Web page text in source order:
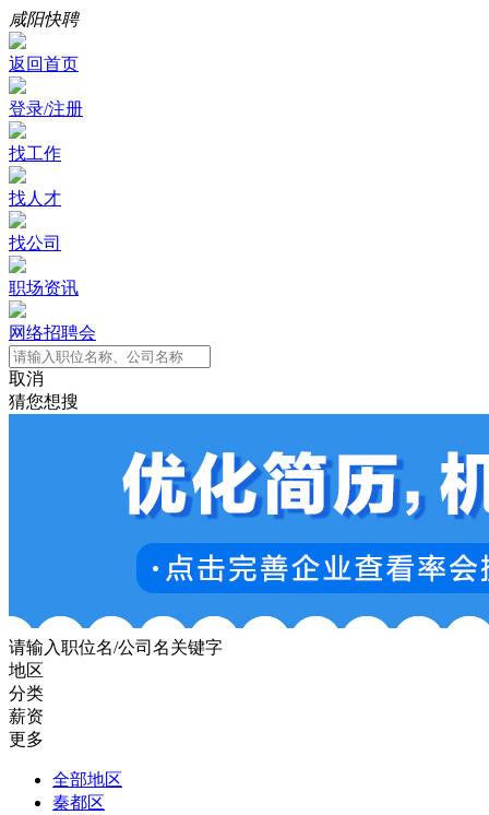
咸阳快聘
返回首页
登录/注册
找工作
找人才
找公司
职场资讯
网络招聘会
取消
猜您想搜
请输入职位名/公司名关键字
地区
分类
薪资
更多
全部地区
秦都区